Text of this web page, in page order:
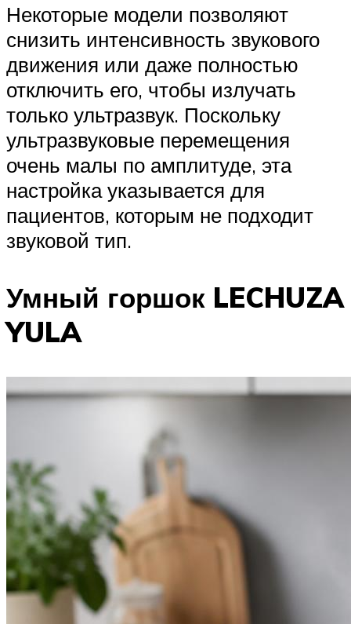
Некоторые модели позволяют
снизить интенсивность звукового
движения или даже полностью
отключить его, чтобы излучать
только ультразвук. Поскольку
ультразвуковые перемещения
очень малы по амплитуде, эта
настройка указывается для
пациентов, которым не подходит
звуковой тип.
Умный горшок LECHUZA
YULA